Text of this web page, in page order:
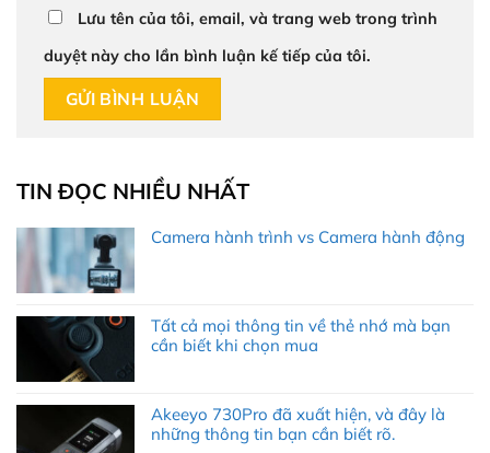
Lưu tên của tôi, email, và trang web trong trình
duyệt này cho lần bình luận kế tiếp của tôi.
TIN ĐỌC NHIỀU NHẤT
Camera hành trình vs Camera hành động
Tất cả mọi thông tin về thẻ nhớ mà bạn
cần biết khi chọn mua
Akeeyo 730Pro đã xuất hiện, và đây là
những thông tin bạn cần biết rõ.